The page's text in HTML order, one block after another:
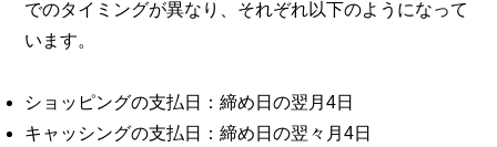
でのタイミングが異なり、それぞれ以下のようになって
います。
ショッピングの支払日：締め日の翌月4日
キャッシングの支払日：締め日の翌々月4日